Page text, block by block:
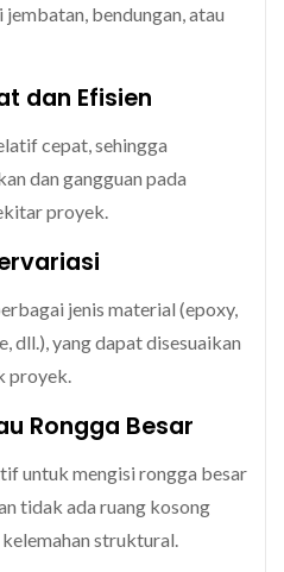
bendungan, atau
dan Efisien
cepat, sehingga
dan gangguan pada
proyek.
jenis material (epoxy,
dll.), yang dapat disesuaikan
proyek.
Rongga Besar
untuk mengisi rongga besar
tidak ada ruang kosong
struktural.